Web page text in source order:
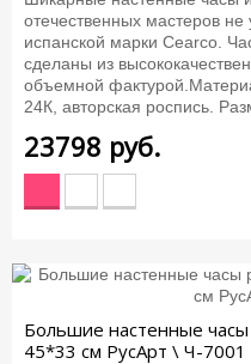
отечественных мастеров
испанской марки Cearco.
сделаны из
объемной
24К, авторская роспись.
23798 руб.
Большие настенные
45*33 см РусАрт \ Ч-7001